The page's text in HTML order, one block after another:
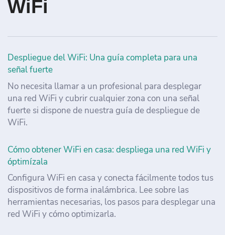
WiFi
Despliegue del WiFi: Una guía completa para una
señal fuerte
No necesita llamar a un profesional para desplegar
una red WiFi y cubrir cualquier zona con una señal
fuerte si dispone de nuestra guía de despliegue de
WiFi.
Cómo obtener WiFi en casa: despliega una red WiFi y
óptimízala
Configura WiFi en casa y conecta fácilmente todos tus
dispositivos de forma inalámbrica. Lee sobre las
herramientas necesarias, los pasos para desplegar una
red WiFi y cómo optimizarla.